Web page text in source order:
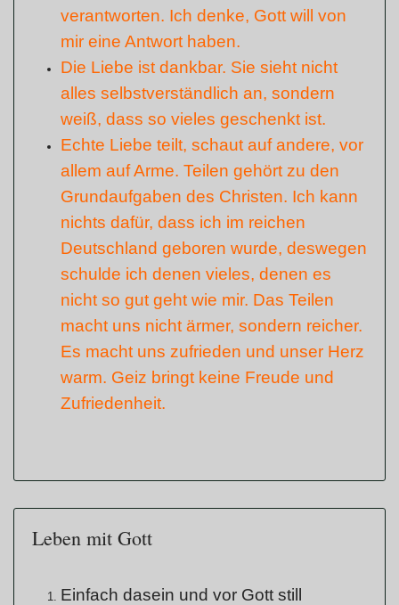
verantworten. Ich denke, Gott will von
mir eine Antwort haben.
Die Liebe ist dankbar. Sie sieht nicht
alles selbstverständlich an, sondern
weiß, dass so vieles geschenkt ist.
Echte Liebe teilt, schaut auf andere, vor
allem auf Arme. Teilen gehört zu den
Grundaufgaben des Christen. Ich kann
nichts dafür, dass ich im reichen
Deutschland geboren wurde, deswegen
schulde ich denen vieles, denen es
nicht so gut geht wie mir. Das Teilen
macht uns nicht ärmer, sondern reicher.
Es macht uns zufrieden und unser Herz
warm. Geiz bringt keine Freude und
Zufriedenheit.
Leben mit Gott
Einfach dasein und vor Gott still